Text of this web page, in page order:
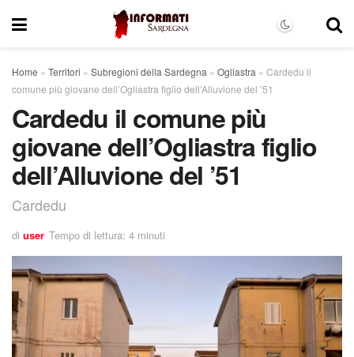
Home » Territori » Subregioni della Sardegna » Ogliastra » Cardedu il
comune più giovane dell’Ogliastra figlio dell’Alluvione del ’51
Cardedu il comune più
giovane dell’Ogliastra figlio
dell’Alluvione del ’51
Cardedu
di user Tempo di lettura: 4 minuti